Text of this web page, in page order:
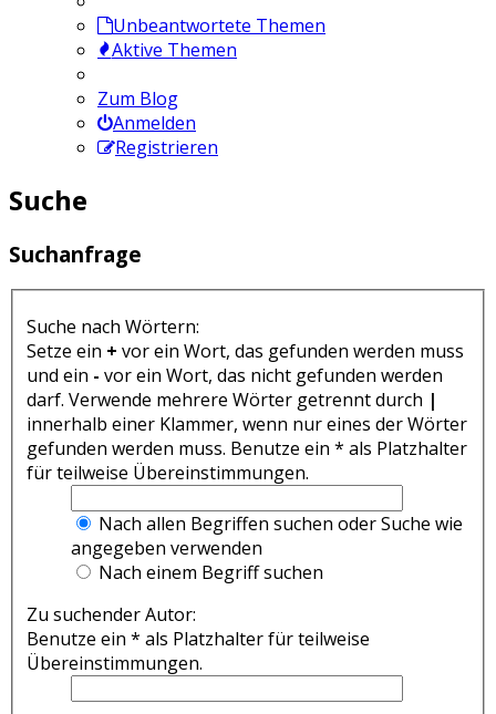
Unbeantwortete Themen
Aktive Themen
Zum Blog
Anmelden
Registrieren
Suche
Suchanfrage
Suche nach Wörtern:
Setze ein + vor ein Wort, das gefunden werden muss
und ein - vor ein Wort, das nicht gefunden werden
darf. Verwende mehrere Wörter getrennt durch |
innerhalb einer Klammer, wenn nur eines der Wörter
gefunden werden muss. Benutze ein * als Platzhalter
für teilweise Übereinstimmungen.
Nach allen Begriffen suchen oder Suche wie
angegeben verwenden
Nach einem Begriff suchen
Zu suchender Autor:
Benutze ein * als Platzhalter für teilweise
Übereinstimmungen.